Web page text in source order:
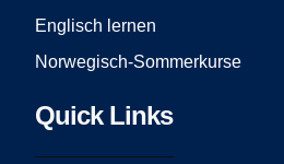
Englisch lernen
Norwegisch-Sommerkurse
Quick Links